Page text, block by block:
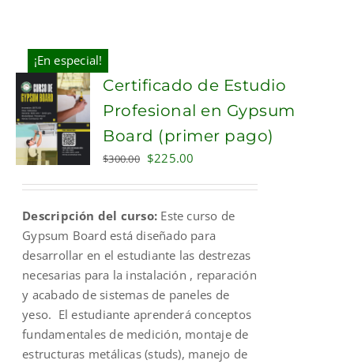
¡En especial!
ADD TO
CART
Certificado de Estudio
Profesional en Gypsum
Board (primer pago)
$300.00 Original
$300.00.
$225.00
$225.00.
Descripción del curso: Este curso de
Gypsum Board está diseñado para
desarrollar en el estudiante las destrezas
necesarias para la instalación , reparación
y acabado de sistemas de paneles de
yeso. El estudiante aprenderá conceptos
fundamentales de medición, montaje de
estructuras metálicas (studs), manejo de